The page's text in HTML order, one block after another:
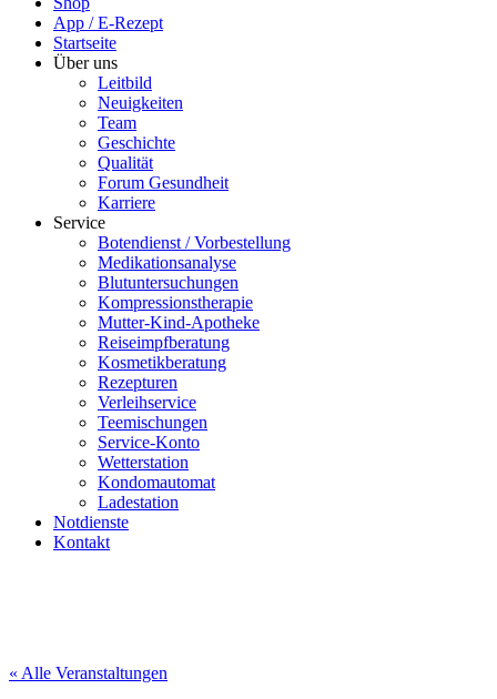
App / E-Rezept
Startseite
Über uns
Leitbild
Neuigkeiten
Team
Geschichte
Qualität
Forum Gesundheit
Karriere
Service
Botendienst / Vorbestellung
Medikationsanalyse
Blutuntersuchungen
Kompressionstherapie
Mutter-Kind-Apotheke
Reiseimpfberatung
Kosmetikberatung
Rezepturen
Verleihservice
Teemischungen
Service-Konto
Wetterstation
Kondomautomat
Ladestation
Notdienste
Kontakt
« Alle Veranstaltungen